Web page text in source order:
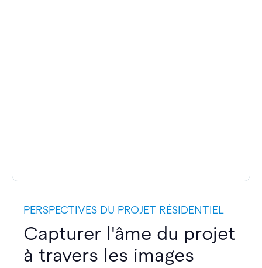
PERSPECTIVES DU PROJET RÉSIDENTIEL
Capturer l'âme du projet
à travers les images